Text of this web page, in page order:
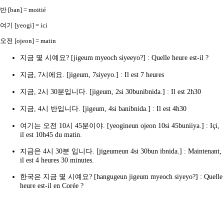
반 [ban] = moitié
여기 [yeogi] = ici
오전 [ojeon] = matin
지금 몇 시예요? [jigeum myeoch siyeeyo?] : Quelle heure est-il ?
지금, 7시에요. [jigeum, 7siyeyo.] : Il est 7 heures
지금, 2시 30분입니다. [jigeum, 2si 30bunibnida.] : Il est 2h30
지금, 4시 반입니다. [jigeum, 4si banibnida.] : Il est 4h30
여기는 오전 10시 45분이야. [yeogineun ojeon 10si 45buniiya.] : Içi,
il est 10h45 du matin.
지금은 4시 30분 입니다. [jigeumeun 4si 30bun ibnida.] : Maintenant,
il est 4 heures 30 minutes.
한국은 지금 몇 시예요? [hangugeun jigeum myeoch siyeyo?] : Quelle
heure est-il en Corée ?